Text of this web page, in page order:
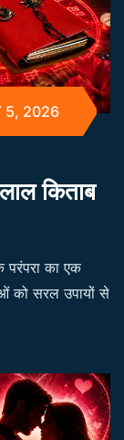
5, 2026
किताब
परंपरा का एक
को सरल उपायों से